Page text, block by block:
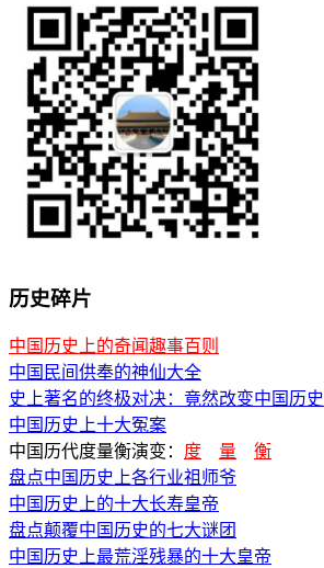
历史碎片
中国历史上的奇闻趣事百则
中国民间供奉的神仙大全
史上著名的终极对决：竟然改变中国历史
中国历史上十大冤案
中国历代度量衡演变： 度 量
衡
盘点中国历史上各行业祖师爷
中国历史上的十大长寿皇帝
盘点颠覆中国历史的七大谜团
中国历史上最荒淫残暴的十大皇帝